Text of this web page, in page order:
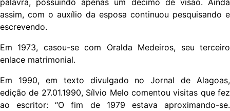
assim, com o auxílio da esposa continuou pesquisando e
escrevendo.
Em 1973, casou-se com Oralda Medeiros, seu terceiro
enlace matrimonial.
Em 1990, em texto divulgado no Jornal de Alagoas,
edição de 27.01.1990, Sílvio Melo comentou visitas que fez
ao escritor: “O fim de 1979 estava aproximando-se.